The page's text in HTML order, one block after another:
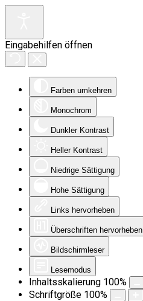
Eingabehilfen öffnen
Farben umkehren
Monochrom
Dunkler Kontrast
Heller Kontrast
Niedrige Sättigung
Hohe Sättigung
Links hervorheben
Überschriften hervorheben
Bildschirmleser
Lesemodus
Inhaltsskalierung 100%
Schriftgröße 100%